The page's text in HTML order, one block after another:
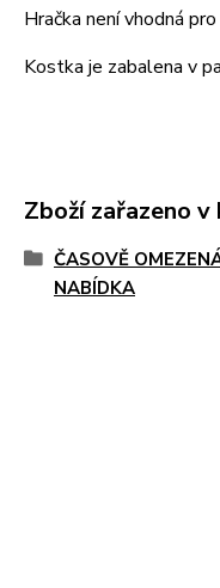
Hračka není vhodná
Kostka je zabalena v
Zboží zařazeno
ČASOVĚ
NABÍDKA